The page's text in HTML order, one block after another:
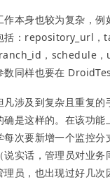
作本身也较为复杂，
括：repository_url，
，schedule，
数同样也要在
凡涉及到复杂且重复的
确是这样的。在该功能
每次要新增一个监控分
说实话，管理员对业务
理员，也出现过好几次